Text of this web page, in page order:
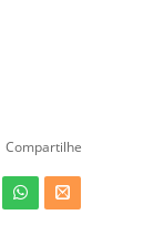
Compartilhe